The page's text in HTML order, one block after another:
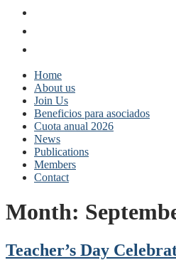
Home
About us
Join Us
Beneficios para asociados
Cuota anual 2026
News
Publications
Members
Contact
Month:
Teacher’s Day